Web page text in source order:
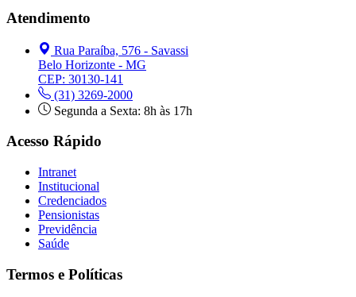
Atendimento
Rua Paraíba, 576 - Savassi
Belo Horizonte - MG
CEP: 30130-141
(31) 3269-2000
Segunda a Sexta: 8h às 17h
Acesso Rápido
Intranet
Institucional
Credenciados
Pensionistas
Previdência
Saúde
Termos e Políticas